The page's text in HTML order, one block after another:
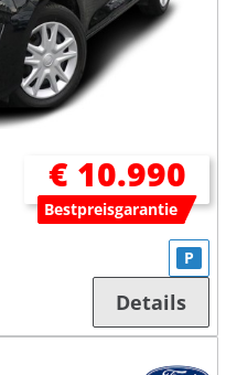
€ 10.990
Bestpreisgarantie
P
Details